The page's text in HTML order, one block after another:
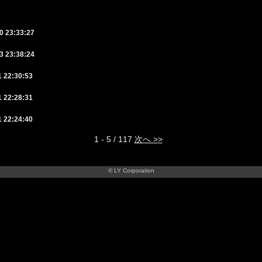
23:33:27
23:38:24
22:30:53
22:28:31
22:24:40
1 - 5 / 117 次へ >>
© LY Corporation